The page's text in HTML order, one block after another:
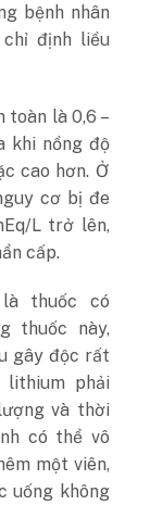
bệnh nhân
định liều
toàn là 0,6 –
khi nồng độ
cao hơn. Ở
cơ bị đe
L trở lên,
cấp.
thuốc có
thuốc này,
gây độc rất
lithium phải
và thời
có thể vô
một viên,
uống không